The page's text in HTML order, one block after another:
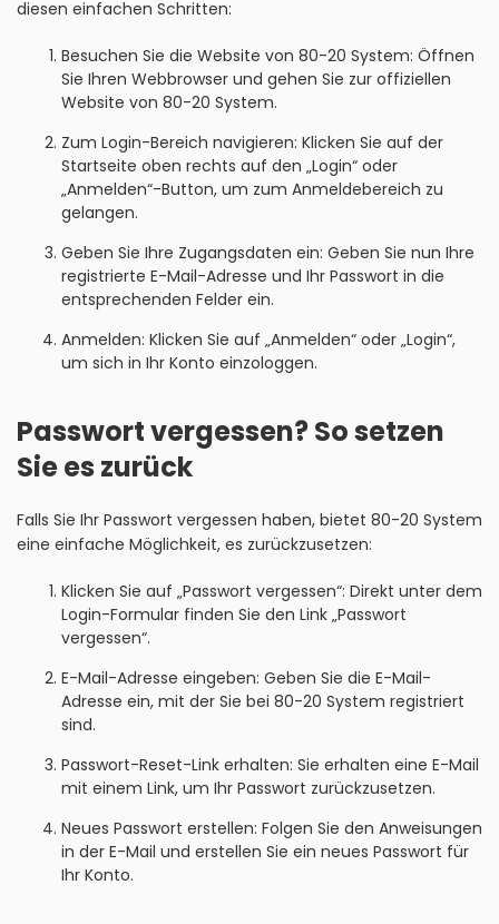
diesen einfachen Schritten:
Besuchen Sie die Website von 80-20 System: Öffnen
Sie Ihren Webbrowser und gehen Sie zur offiziellen
Website von 80-20 System.
Zum Login-Bereich navigieren: Klicken Sie auf der
Startseite oben rechts auf den „Login“ oder
„Anmelden“-Button, um zum Anmeldebereich zu
gelangen.
Geben Sie Ihre Zugangsdaten ein: Geben Sie nun Ihre
registrierte E-Mail-Adresse und Ihr Passwort in die
entsprechenden Felder ein.
Anmelden: Klicken Sie auf „Anmelden“ oder „Login“,
um sich in Ihr Konto einzologgen.
Passwort vergessen? So setzen
Sie es zurück
Falls Sie Ihr Passwort vergessen haben, bietet 80-20 System
eine einfache Möglichkeit, es zurückzusetzen:
Klicken Sie auf „Passwort vergessen“: Direkt unter dem
Login-Formular finden Sie den Link „Passwort
vergessen“.
E-Mail-Adresse eingeben: Geben Sie die E-Mail-
Adresse ein, mit der Sie bei 80-20 System registriert
sind.
Passwort-Reset-Link erhalten: Sie erhalten eine E-Mail
mit einem Link, um Ihr Passwort zurückzusetzen.
Neues Passwort erstellen: Folgen Sie den Anweisungen
in der E-Mail und erstellen Sie ein neues Passwort für
Ihr Konto.